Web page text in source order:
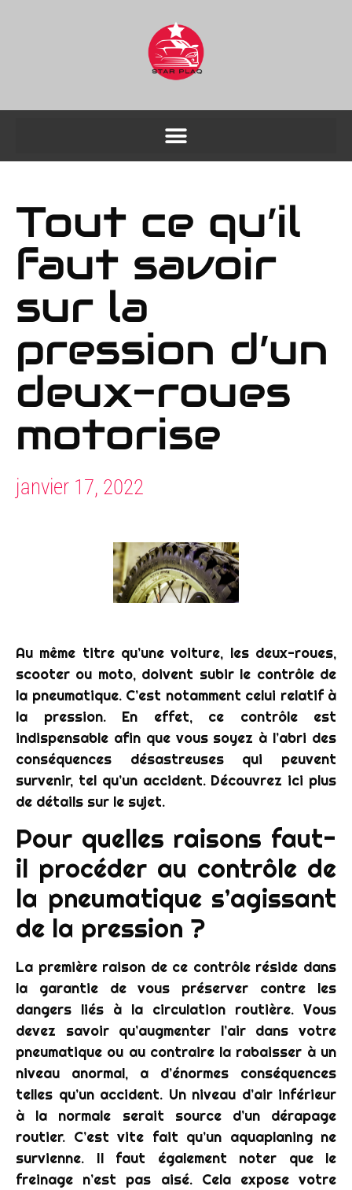
Tout ce qu’il
faut savoir
sur la
pression d’un
deux-roues
motorise
janvier 17, 2022
Au même titre qu’une voiture, les deux-roues,
scooter ou moto, doivent subir le contrôle de
la pneumatique. C’est notamment celui relatif à
la pression. En effet, ce contrôle est
indispensable afin que vous soyez à l’abri des
conséquences désastreuses qui peuvent
survenir, tel qu’un accident. Découvrez ici plus
de détails sur le sujet.
Pour quelles raisons faut-
il procéder au contrôle de
la pneumatique s’agissant
de la pression ?
La première raison de ce contrôle réside dans
la garantie de vous préserver contre les
dangers liés à la circulation routière. Vous
devez savoir qu’augmenter l’air dans votre
pneumatique ou au contraire la rabaisser à un
niveau anormal, a d’énormes conséquences
telles qu’un accident. Un niveau d’air inférieur
à la normale serait source d’un dérapage
routier. C’est vite fait qu’un aquaplaning ne
survienne. Il faut également noter que le
freinage n’est pas aisé. Cela expose votre